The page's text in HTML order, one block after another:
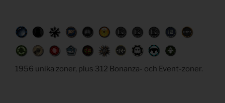
1956 unika zoner, plus 312 Bonanza- och Event-zoner.